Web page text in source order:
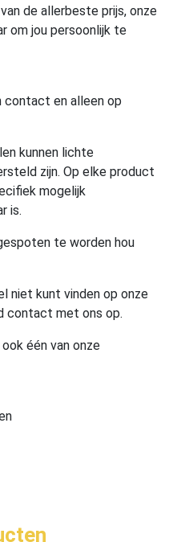
de allerbeste prijs, onze
om jou persoonlijk te
contact en alleen op
kunnen lichte
zijn. Op elke product
mogelijk
is.
te worden hou
niet kunt vinden op onze
contact met ons op.
één van onze